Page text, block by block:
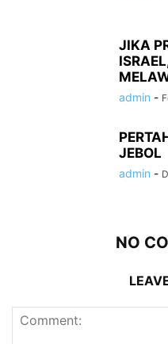
JIKA
admin -
JEBOL
admin -
NO